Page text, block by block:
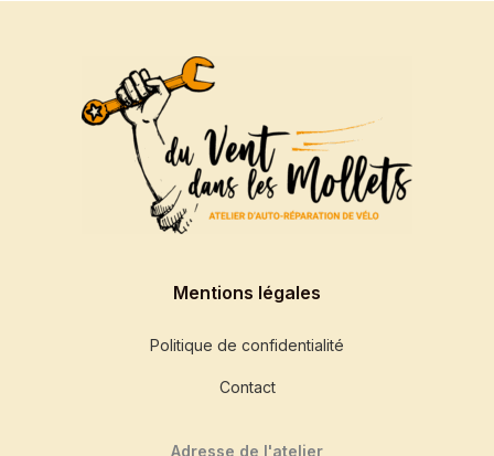
Mentions légales
Politique de confidentialité
Contact
Adresse de l'atelier